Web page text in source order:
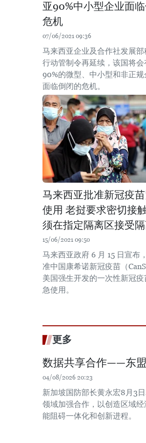
亚90%中小型企业面
危机
07/06/2021 09:36
马来西亚企业及合作社发展部
行动管制令再延续，该国将会
90%的微型、中小型和非正
面临倒闭的危机。
马来西亚批准新冠疫
使用 老挝要求密切接
须在指定隔离区接受
15/06/2021 09:50
马来西亚政府 6 月 15 日宣布
准中国康希诺新冠疫苗（
美国强生开发的一次性新冠疫
急使用。
更多
数据共享合作——东
04/08/2026 20:23
新加坡国防部长黄永宏8月3
领域加强合作，以创造区域
能阻碍一体化和创新进程。